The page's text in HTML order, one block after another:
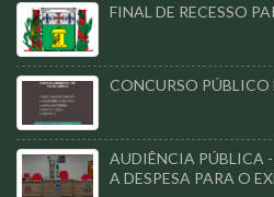
FINAL DE RECESSO
CONCURSO PÚBLICO
AUDIÊNCIA PÚBLICA
A DESPESA PARA O